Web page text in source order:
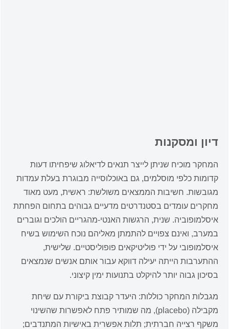
דיון ומסקנות
המחקר מוכיח שניתן לייצר תנאים לדיאלוג שיפחיתו דעות
קדומות כלפי מוסלמים, גם באוכלוסייה מבוגרת בעלת עמדות
מגובשות. חשיבות הממצאים משולשת: ראשית, מעט מאוד
מחקרים עומדים בסטנדרטים מדעיים גבוהים בתחום הפחתת
איסלמופוביה. שנית, הרגשות האנטי-מהגריים הולכים וגוברים
במערב, ואינם צפויים להתמתן מאליהם נוכח השימוש בשיח
איסלמופובי על ידי פוליטיקאים פופוליסטיים. שלישית,
ההתערבות הייתה יעילה דווקא עבור אותם אנשים שנמצאים
בסיכון גבוה יותר להיקלט בתנועות ימין קיצוני.
מגבלות המחקר כוללות: היעדר קבוצת ביקורת עם שיחת
מקבילה (placebo), מה שמותיר פתח לאפשרות שהשינוי
משקף רצייה חברתית; תלות אפשרית באישיות המתנדבים;